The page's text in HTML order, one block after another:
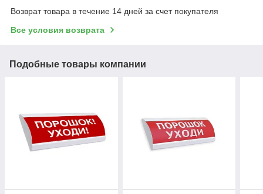
Возврат товара в течение 14 дней за счет покупателя
Все условия возврата
Подобные товары компании